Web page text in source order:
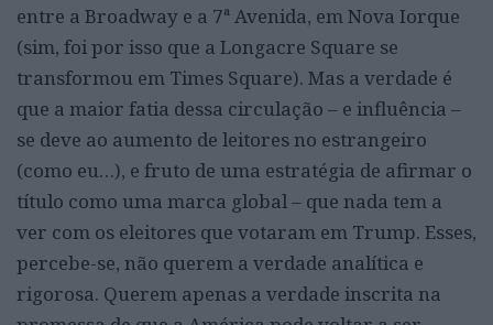
entre a Broadway e a 7ª Avenida, em Nova Iorque
(sim, foi por isso que a Longacre Square se
transformou em Times Square). Mas a verdade é
que a maior fatia dessa circulação – e influência –
se deve ao aumento de leitores no estrangeiro
(como eu…), e fruto de uma estratégia de afirmar o
título como uma marca global – que nada tem a
ver com os eleitores que votaram em Trump. Esses,
percebe-se, não querem a verdade analítica e
rigorosa. Querem apenas a verdade inscrita na